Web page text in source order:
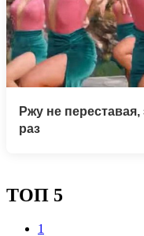
Ржу не
раз
ТОП 5
1